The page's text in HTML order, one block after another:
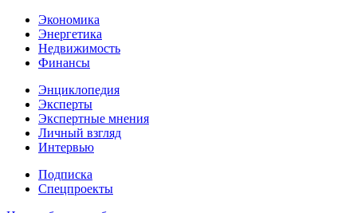
Экономика
Энергетика
Недвижимость
Финансы
Энциклопедия
Эксперты
Экспертные мнения
Личный взгляд
Интервью
Подписка
Спецпроекты